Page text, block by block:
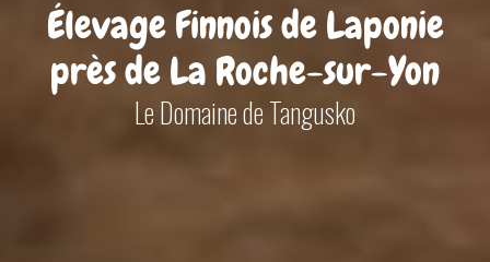
Élevage Finnois de Laponie
près de La Roche-sur-Yon
Le Domaine de Tangusko